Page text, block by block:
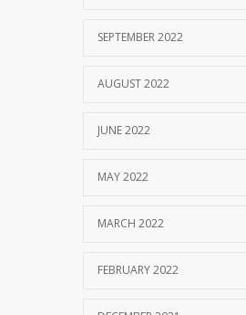
SEPTEMBER 2022
AUGUST 2022
JUNE 2022
MAY 2022
MARCH 2022
FEBRUARY 2022